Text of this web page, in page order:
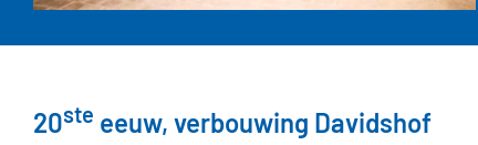
20ste eeuw, verbouwing Davidshof